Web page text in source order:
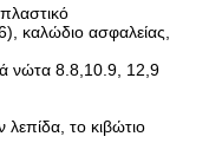
καλώδιο ασφαλείας,
νώτα 8.8,10.9, 12,9
λεπίδα, το κιβώτιο